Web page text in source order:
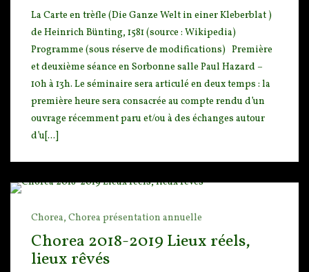
La Carte en trèfle (Die Ganze Welt in einer Kleberblat )
de Heinrich Bünting, 1581 (source : Wikipedia)
Programme (sous réserve de modifications) Première
et deuxième séance en Sorbonne salle Paul Hazard –
10h à 13h. Le séminaire sera articulé en deux temps : la
première heure sera consacrée au compte rendu d’un
ouvrage récemment paru et/ou à des échanges autour
d’u[...]
Chorea, Chorea présentation annuelle
Chorea 2018-2019 Lieux réels,
lieux rêvés